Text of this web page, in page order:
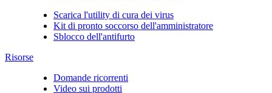
Scarica l'utility di cura dei virus
Kit di pronto soccorso dell'amministratore
Sblocco dell'antifurto
Risorse
Domande ricorrenti
Video sui prodotti